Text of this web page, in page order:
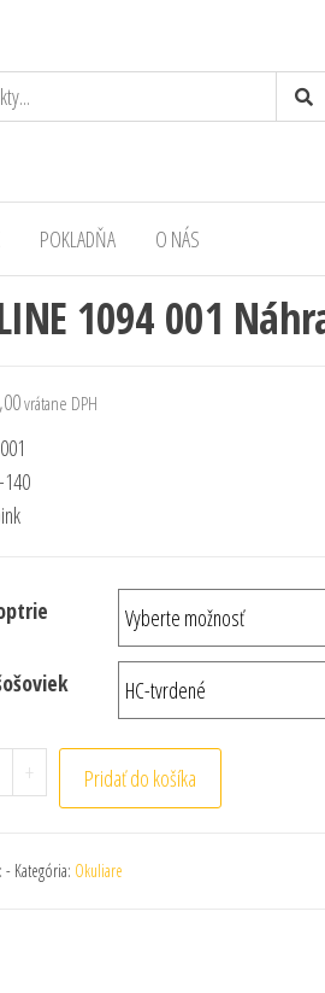
POKLADŇA O NÁS
1094 001
vrátane DPH
+ Pridať do košíka
- Kategória: Okuliare